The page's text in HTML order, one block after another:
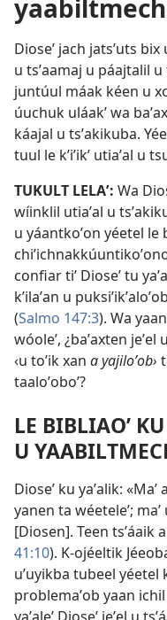
Dioseʼ jach jatsʼuts
u tsʼaamaj u páajtalil u
juntúul máak kéen u
úuchuk uláakʼ wa
káajal u tsʼakikuba.
tuul le kʼiʼikʼ utiaʼal u
TUKULT LELAʼ: Wa
wíinklil utiaʼal u
u yáantkoʼon yéetel le
confiar tiʼ Dioseʼ tu
kʼilaʼan u
(Salmo 147:3). Wa
wóoleʼ, ¿baʼaxten
‹u toʼik xan a yajiloʼob›
taaloʼoboʼ?
LE BIBLIAOʼ KU
U
Dioseʼ ku yaʼalik: «Maʼ
yanen ta wéeteleʼ;
[Diosen]. Teen tsʼáaik
41:10). K-ojéeltik
uʼuyikba tubeel
problemaʼob yaan